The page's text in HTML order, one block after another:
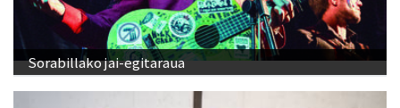
Sorabillako jai-egitaraua